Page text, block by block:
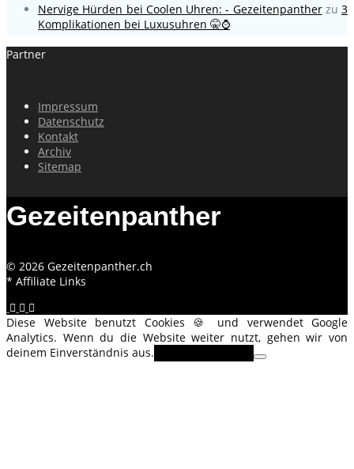
Nervige Hürden bei Coolen Uhren: - Gezeitenpantherzu 3
Komplikationen bei Luxusuhren 🤫⌚
Partner
Impressum
Datenschutz
Kontakt
Archiv
Sitemap
Gezeitenpanther
© 2026 Gezeitenpanther.ch
* Affiliate Links
Diese Website benutzt Cookies 🍪 und verwendet Google
Analytics. Wenn du die Website weiter nutzt, gehen wir von
deinem Einverständnis aus.